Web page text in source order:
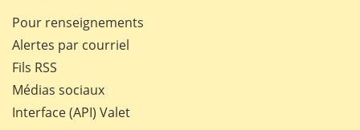
Pour renseignements
Alertes par courriel
Fils RSS
Médias sociaux
Interface (API) Valet